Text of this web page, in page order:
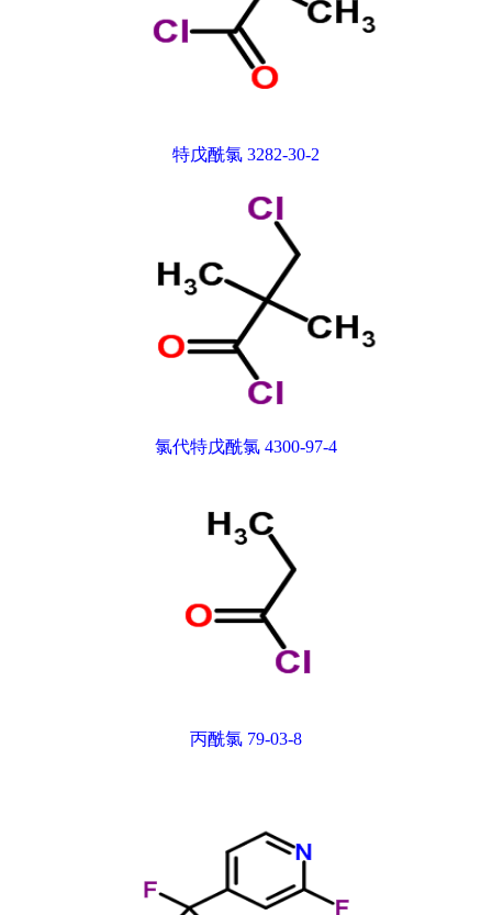
特戊酰氯 3282-30-2
氯代特戊酰氯 4300-97-4
丙酰氯 79-03-8